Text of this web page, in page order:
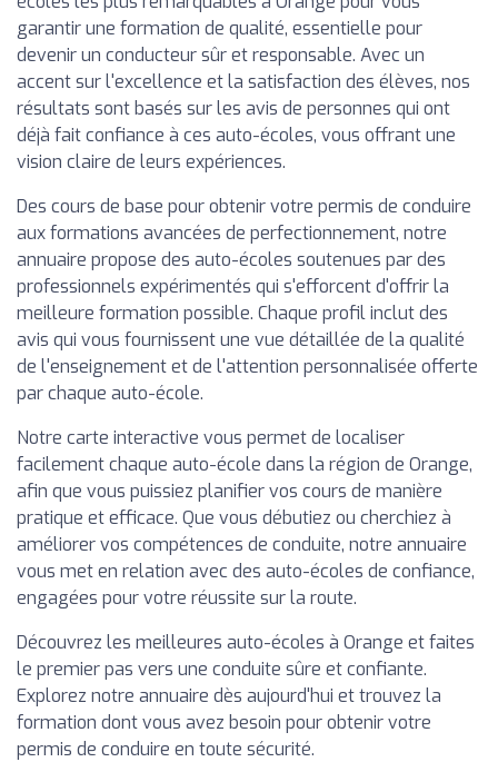
garantir une formation de qualité, essentielle pour
devenir un conducteur sûr et responsable. Avec un
accent sur l'excellence et la satisfaction des élèves, nos
résultats sont basés sur les avis de personnes qui ont
déjà fait confiance à ces auto-écoles, vous offrant une
vision claire de leurs expériences.
Des cours de base pour obtenir votre permis de conduire
aux formations avancées de perfectionnement, notre
annuaire propose des auto-écoles soutenues par des
professionnels expérimentés qui s'efforcent d'offrir la
meilleure formation possible. Chaque profil inclut des
avis qui vous fournissent une vue détaillée de la qualité
de l'enseignement et de l'attention personnalisée offerte
par chaque auto-école.
Notre carte interactive vous permet de localiser
facilement chaque auto-école dans la région de Orange,
afin que vous puissiez planifier vos cours de manière
pratique et efficace. Que vous débutiez ou cherchiez à
améliorer vos compétences de conduite, notre annuaire
vous met en relation avec des auto-écoles de confiance,
engagées pour votre réussite sur la route.
Découvrez les meilleures auto-écoles à Orange et faites
le premier pas vers une conduite sûre et confiante.
Explorez notre annuaire dès aujourd'hui et trouvez la
formation dont vous avez besoin pour obtenir votre
permis de conduire en toute sécurité.